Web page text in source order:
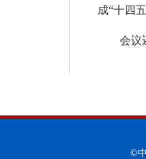
成“十四
会议
©